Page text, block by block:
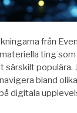
från
ting
särskilt populära.
bland
digitala